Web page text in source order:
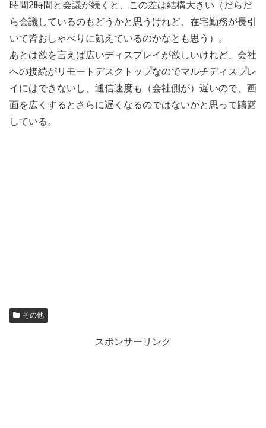
時間2時間と会議が続くと、この差は結構大きい（だらだ
ら会議しているのもどうかと思うけれど、在宅勤務が長引
いて皆おしゃべりに飢えているのかなとも思う）。
あとは欲を言えば広いディスプレイが欲しいけれど、会社
への接続がリモートデスクトップなのでマルチディスプレ
イにはできないし、通信速度も（会社側が）遅いので、画
面を広くするとさらに遅くなるのではないかと思って躊躇
している。
その他
スポンサーリンク